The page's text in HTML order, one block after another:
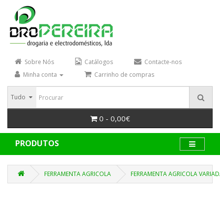
Sobre Nós Catálogos
Contacte-nos
Minha conta
Carrinho de compras
Tudo
0 - 0,00€
PRODUTOS
FERRAMENTA AGRICOLA FERRAMENTA AGRICOLA